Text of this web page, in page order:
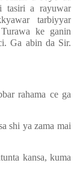
tasiri a rayuwar
tarbiyyar
ke ganin
Ga abin da Sir.
rahama ce ga
shi ya zama mai
kansa, kuma